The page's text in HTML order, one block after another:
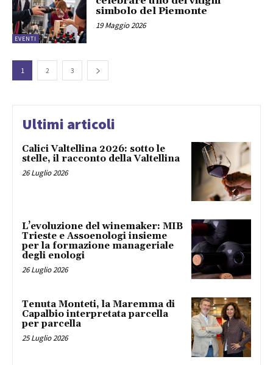
EVENTI
simbolo del Piemonte
19 Maggio 2026
1 2 3
Ultimi articoli
Calici Valtellina 2026: sotto le
stelle, il racconto della Valtellina
26 Luglio 2026
L’evoluzione del winemaker: MIB
Trieste e Assoenologi insieme
per la formazione manageriale
degli enologi
26 Luglio 2026
Tenuta Monteti, la Maremma di
Capalbio interpretata parcella
per parcella
25 Luglio 2026